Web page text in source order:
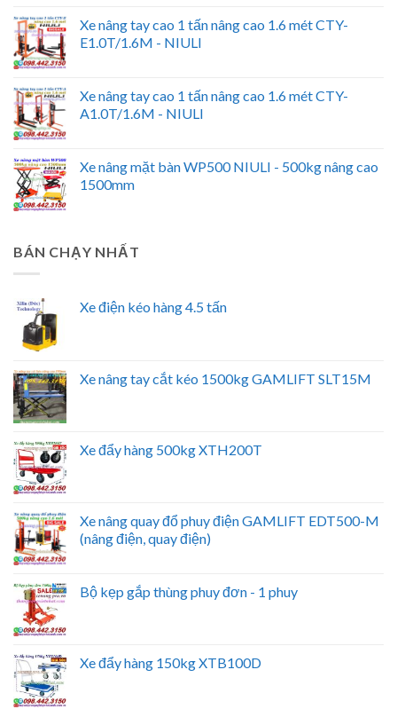
Xe nâng tay cao 1 tấn nâng cao 1.6 mét CTY-
E1.0T/1.6M - NIULI
Xe nâng tay cao 1 tấn nâng cao 1.6 mét CTY-
A1.0T/1.6M - NIULI
Xe nâng mặt bàn WP500 NIULI - 500kg nâng cao
1500mm
BÁN CHẠY NHẤT
Xe điện kéo hàng 4.5 tấn
Xe nâng tay cắt kéo 1500kg GAMLIFT SLT15M
Xe đẩy hàng 500kg XTH200T
Xe nâng quay đổ phuy điện GAMLIFT EDT500-M
(nâng điện, quay điện)
Bộ kẹp gắp thùng phuy đơn - 1 phuy
Xe đẩy hàng 150kg XTB100D